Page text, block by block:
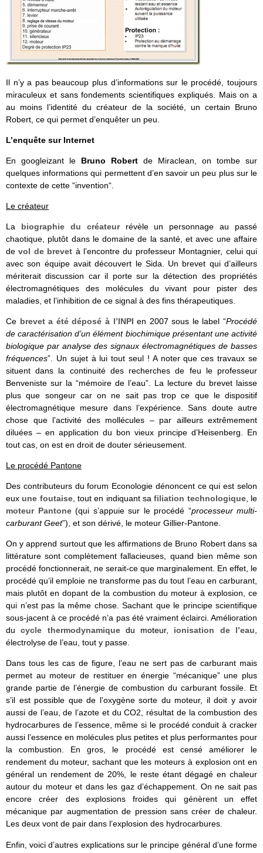
Il n’y a pas beaucoup plus d’informations sur le procédé, toujours
miraculeux et sans fondements scientifiques expliqués. Mais on a
au moins l’identité du créateur de la société, un certain Bruno
Robert, ce qui permet d’enquêter un peu.
L’enquête sur Internet
En googleizant le Bruno Robert de Miraclean, on tombe sur
quelques informations qui permettent d’en savoir un peu plus sur le
contexte de cette “invention“.
Le créateur
La biographie du créateurrévèle un personnage au passé
chaotique, plutôt dans le domaine de la santé, et avec une affaire
devol de brevet à l’encontre du professeur Montagnier, celui qui
avec son équipe avait découvert le Sida. Un brevet qui d’ailleurs
mériterait discussion car il porte sur la détection des propriétés
électromagnétiques des molécules du vivant pour pister des
maladies, et l’inhibition de ce signal à des fins thérapeutiques.
Ce brevet a été déposé à l’INPI en 2007 sous le label “Procédé
de caractérisation d’un élément biochimique présentant une activité
biologique par analyse des signaux électromagnétiques de basses
fréquences”. Un sujet à lui tout seul ! A noter que ces travaux se
situent dans la continuité des recherches de feu le professeur
Benveniste sur la “mémoire de l’eau”. La lecture du brevet laisse
plus que songeur car on ne sait pas trop ce que le dispositif
électromagnétique mesure dans l’expérience. Sans doute autre
chose que l’activité des mollécules – par ailleurs extrêmement
diluées – en application du bon vieux principe d’Heisenberg. En
tout cas, on est en droit de douter sérieusement.
Le procédé Pantone
Des contributeurs du forum Econologie dénoncent ce qui est selon
eux une foutaise, tout en indiquant safiliation technologique, le
moteur Pantone(qui s’appuie sur le procédé “processeur multi-
carburant Geet”), et son dérivé, le moteur Gillier-Pantone.
On y apprend surtout que les affirmations de Bruno Robert dans sa
littérature sont complètement fallacieuses, quand bien même son
procédé fonctionnerait, ne serait-ce que marginalement. En effet, le
procédé qu’il emploie ne transforme pas du tout l’eau en carburant,
mais plutôt en dopant de la combustion du moteur à explosion, ce
qui n’est pas la même chose. Sachant que le principe scientifique
sous-jacent à ce procédé n’a pas été vraiment éclairci. Amélioration
ducycle thermodynamiquedu moteur, ionisation de l’eau,
électrolyse de l’eau, tout y passe.
Dans tous les cas de figure, l’eau ne sert pas de carburant mais
permet au moteur de restituer en énergie “mécanique” une plus
grande partie de l’énergie de combustion du carburant fossile. Et
s’il est possible que de l’oxygène sorte du moteur, il doit y avoir
aussi de l’eau, de l’azote et du CO2, résultat de la combustion des
hydrocarbures de l’essence, même si le procédé conduit à cracker
aussi l’essence en molécules plus petites et plus performantes pour
la combustion. En gros, le procédé est censé améliorer le
rendement du moteur, sachant que les moteurs à explosion ont en
général un rendement de 20%, le reste étant dégagé en chaleur
autour du moteur et dans les gaz d’échappement. On ne sait pas
encore créer des explosions froides qui génèrent un effet
mécanique par augmentation de pression sans créer de chaleur.
Les deux vont de pair dans l’explosion des hydrocarbures.
Enfin, voici d’autres explications sur le principe général d’une forme